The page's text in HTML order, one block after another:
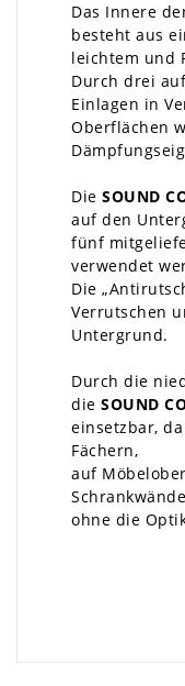
Das Innere
besteht aus
leichtem und
Durch drei
Einlagen in
Oberflächen
Die SOUND
auf den
fünf
verwendet
Die
Verrutschen
Untergrund.
Durch die
die SOUND
einsetzbar,
Fächern,
auf
ohne die